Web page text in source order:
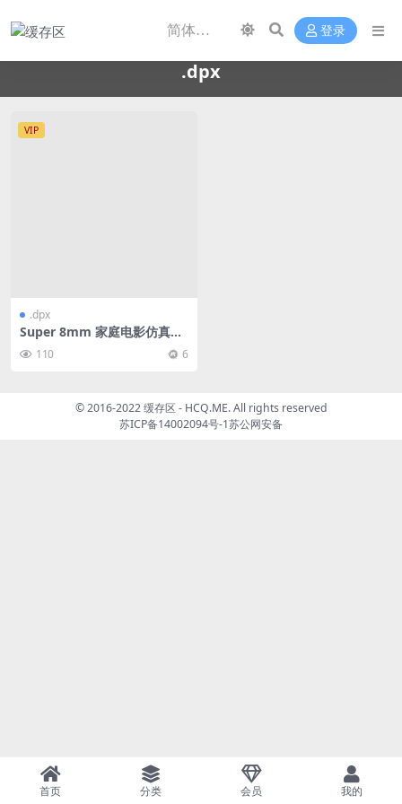
登录
.dpx
VIP
.dpx
Super 8mm 家庭电影仿真功
率等级胶片效果风格 – Davinc
i Resolve
110 6
© 2016-2022 缓存区 - HCQ.ME. All rights reserved
苏ICP备14002094号-1苏公网安备
首页 分类 会员 我的